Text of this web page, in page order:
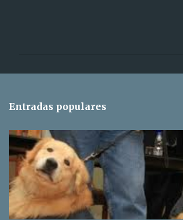
r
i
o
s
Entradas populares